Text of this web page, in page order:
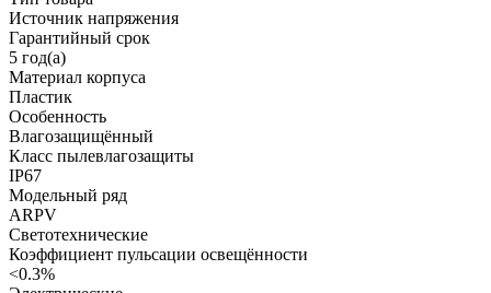
Источник напряжения
Гарантийный срок
5 год(а)
Материал корпуса
Пластик
Особенность
Влагозащищённый
Класс пылевлагозащиты
IP67
Модельный ряд
ARPV
Светотехнические
Коэффициент пульсации освещённости
<0.3%